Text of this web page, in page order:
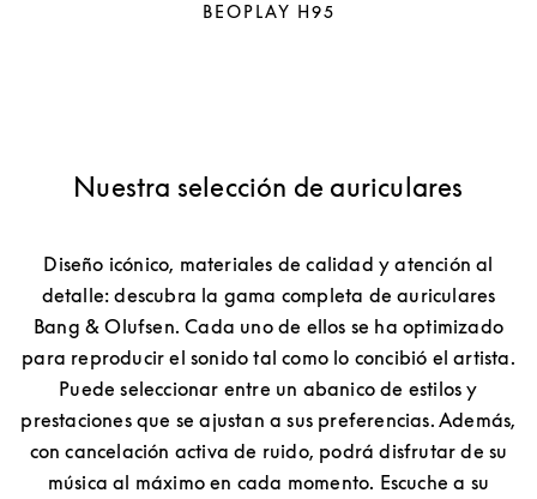
BEOPLAY H95
Nuestra selección de auriculares
Diseño icónico, materiales de calidad y atención al
detalle: descubra la gama completa de auriculares
Bang & Olufsen. Cada uno de ellos se ha optimizado
para reproducir el sonido tal como lo concibió el artista.
Puede seleccionar entre un abanico de estilos y
prestaciones que se ajustan a sus preferencias. Además,
con cancelación activa de ruido, podrá disfrutar de su
música al máximo en cada momento. Escuche a su